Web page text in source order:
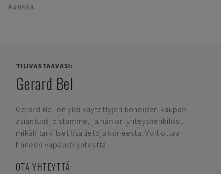
kanssa.
TILIVASTAAVASI:
Gerard Bel
Gerard Bel on yksi käytettyjen koneiden kaupan
asiantuntijoistamme, ja hän on yhteyshenkilösi,
mikäli tarvitset lisätietoja koneesta. Voit ottaa
häneen vapaasti yhteyttä.
OTA YHTEYTTÄ